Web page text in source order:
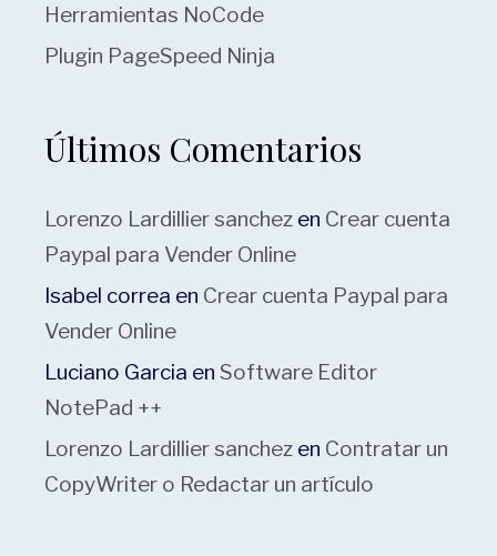
Herramientas NoCode
Plugin PageSpeed Ninja
Últimos Comentarios
Lorenzo Lardillier sanchez en Crear cuenta
Paypal para Vender Online
Isabel correa en Crear cuenta Paypal para
Vender Online
Luciano Garcia en Software Editor
NotePad ++
Lorenzo Lardillier sanchez en Contratar un
CopyWriter o Redactar un artículo